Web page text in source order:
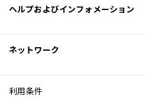
Excellence Awards
ブログ
ヘルプおよびインフォメーション
ネットワーク
利用条件